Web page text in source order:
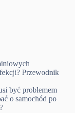
Przewodnik
być problemem
o samochód po